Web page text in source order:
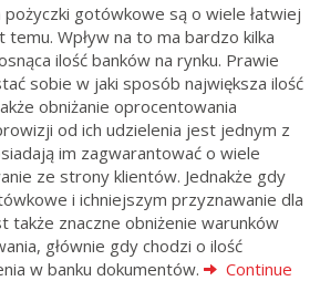
gotówkowe są o wiele łatwiej
Wpływ na to ma bardzo kilka
ilość banków na rynku. Prawie
sobie w jaki sposób największa ilość
obniżanie oprocentowania
od ich udzielenia jest jednym z
im zagwarantować o wiele
ze strony klientów. Jednakże gdy
i ichniejszym przyznawanie dla
także znaczne obniżenie warunków
głównie gdy chodzi o ilość
w banku dokumentów.
Continue